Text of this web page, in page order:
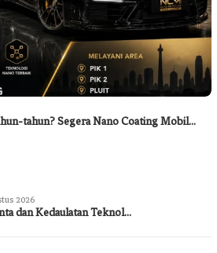
tahun? Segera Nano Coating Mobil…
2026
dan Kedaulatan Teknol…